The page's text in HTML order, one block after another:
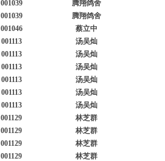
001039
腾翔鸽舍
001039
腾翔鸽舍
001046
蔡立中
001113
汤吴灿
001113
汤吴灿
001113
汤吴灿
001113
汤吴灿
001113
汤吴灿
001113
汤吴灿
001129
林芝群
001129
林芝群
001129
林芝群
001129
林芝群